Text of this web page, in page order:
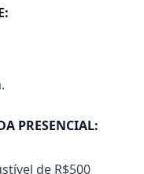
PRESENCIAL:
de R$500